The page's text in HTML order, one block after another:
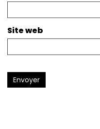
Site web
Envoyer